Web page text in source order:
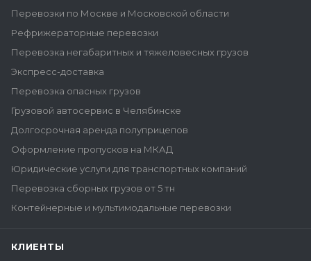
Перевозки по Москве и Московской области
Рефрижераторные перевозки
Перевозка негабаритных и тяжеловесных грузов
Экспресс-доставка
Перевозка опасных грузов
Грузовой автосервис в Челябинске
Долгосрочная аренда полуприцепов
Оформление пропусков на МКАД
Юридические услуги для транспортных компаний
Перевозка сборных грузов от 5 тн
Контейнерные и мультимодальные перевозки
КЛИЕНТЫ